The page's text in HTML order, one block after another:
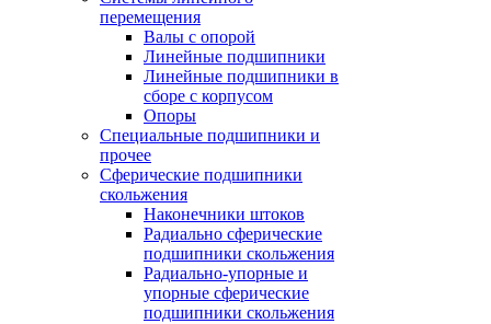
перемещения
Валы с опорой
Линейные подшипники
Линейные подшипники в
сборе с корпусом
Опоры
Специальные подшипники и
прочее
Сферические подшипники
скольжения
Наконечники штоков
Радиально сферические
подшипники скольжения
Радиально-упорные и
упорные сферические
подшипники скольжения